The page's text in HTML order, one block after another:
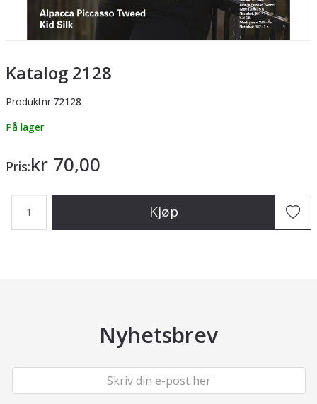
Katalog 2128
Produktnr.72128
På lager
Pris kr 70,00
Kjøp
Nyhetsbrev